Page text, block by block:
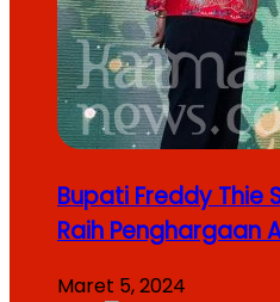
Bupati Freddy Thie
Raih Penghargaan
Maret 5, 2024